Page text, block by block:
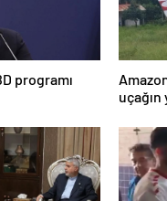
programı
uçağın